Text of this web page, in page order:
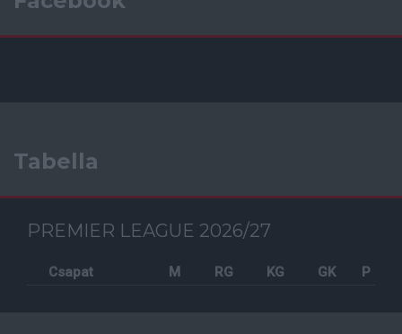
Tabella
PREMIER LEAGUE 2026/27
Csapat M RG KG GK P